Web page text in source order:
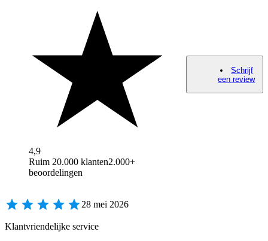
4,9
Ruim 20.000 klanten2.000+
beoordelingen
Schrijf
een review
28 mei 2026
Klantvriendelijke service